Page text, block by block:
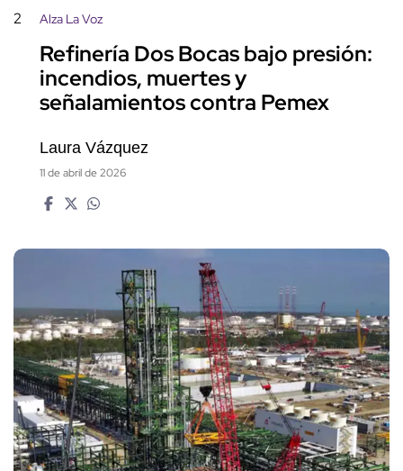
2 Alza La Voz
Refinería Dos Bocas bajo presión:
incendios, muertes y
señalamientos contra Pemex
Laura Vázquez
11 de abril de 2026